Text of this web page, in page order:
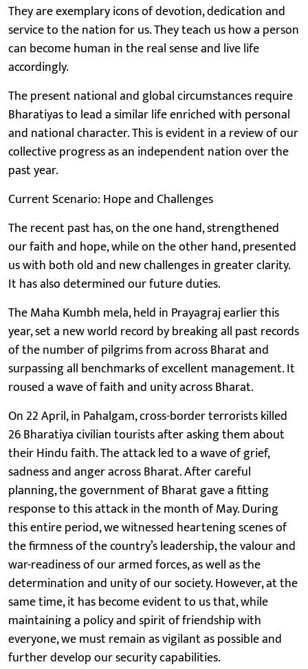
They are exemplary icons of devotion, dedication and
service to the nation for us. They teach us how a person
can become human in the real sense and live life
accordingly.
The present national and global circumstances require
Bharatiyas to lead a similar life enriched with personal
and national character. This is evident in a review of our
collective progress as an independent nation over the
past year.
Current Scenario: Hope and Challenges
The recent past has, on the one hand, strengthened
our faith and hope, while on the other hand, presented
us with both old and new challenges in greater clarity.
It has also determined our future duties.
The Maha Kumbh mela, held in Prayagraj earlier this
year, set a new world record by breaking all past records
of the number of pilgrims from across Bharat and
surpassing all benchmarks of excellent management. It
roused a wave of faith and unity across Bharat.
On 22 April, in Pahalgam, cross-border terrorists killed
26 Bharatiya civilian tourists after asking them about
their Hindu faith. The attack led to a wave of grief,
sadness and anger across Bharat. After careful
planning, the government of Bharat gave a fitting
response to this attack in the month of May. During
this entire period, we witnessed heartening scenes of
the firmness of the country’s leadership, the valour and
war-readiness of our armed forces, as well as the
determination and unity of our society. However, at the
same time, it has become evident to us that, while
maintaining a policy and spirit of friendship with
everyone, we must remain as vigilant as possible and
further develop our security capabilities.